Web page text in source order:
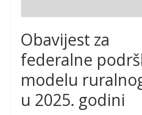
Obavijest za
federalne
modelu
u 2025. godini